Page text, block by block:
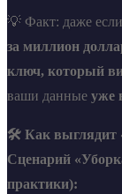
💡 Факт: даже
за миллион
ключ, который
ваши данные уже
🛠️ Как выглядит
Сценарий
практики):